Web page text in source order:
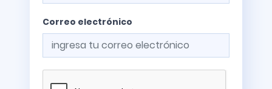
Correo electrónico